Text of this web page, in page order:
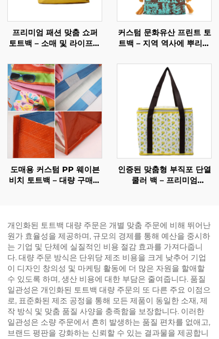
프리미엄 패션 맞춤 쇼퍼
토트백 – 소매 및 라이프스
브랜드 캐리올
커스텀 문화유산 프린트 토
트백 – 지역 역사에 뿌리를
도매용 커스텀 PP 웨이븐
비치 토트백 – 대량 구매를
인증된 맞춤형 부직포 단열
쿨러 백 – 프리미엄
개인화된 토트백 대량 주문은 개별 맞춤 주문에 비해 뛰어난
원가 효율성을 제공하며, 규모의 경제를 통해 예산을 중시하
는 기업 및 단체에 실질적인 비용 절감 효과를 가져다줍니
다. 대량 주문 방식은 단위당 제조 비용을 크게 낮추어 기업
이 디자인 창의성 및 마케팅 활동에 더 많은 자원을 할애할
수 있도록 하며, 생산 비용에 대한 부담은 줄여줍니다. 품질
일관성은 개인화된 토트백 대량 주문의 또 다른 주요 이점으
로, 표준화된 제조 공정을 통해 모든 제품이 동일한 소재, 제
작 방식 및 맞춤 품질 사양을 충족함을 보장합니다. 이러한
일관성은 소량 주문에서 흔히 발생하는 품질 편차를 없애고,
브랜드 평판을 강화하는 신뢰할 수 있는 결과물을 제공합니